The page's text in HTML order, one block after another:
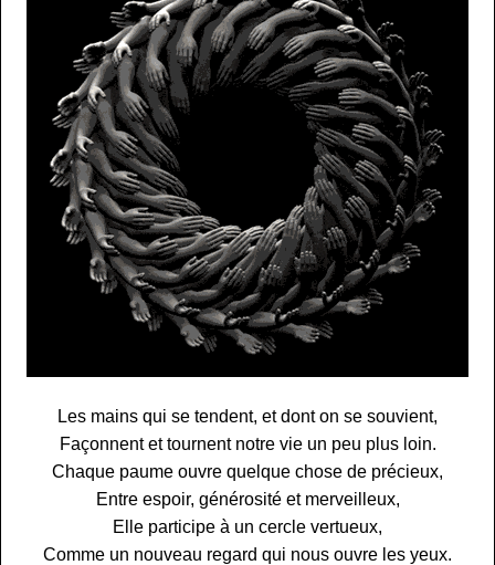
Les mains qui se tendent, et dont on se souvient,
Façonnent et tournent notre vie un peu plus loin.
Chaque paume ouvre quelque chose de précieux,
Entre espoir, générosité et merveilleux,
Elle participe à un cercle vertueux,
Comme un nouveau regard qui nous ouvre les yeux.